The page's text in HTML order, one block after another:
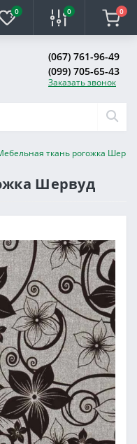
0 0 0
(067) 761-96-49
(099) 705-65-43
Заказать звонок
ткань рогожка
Шервуд